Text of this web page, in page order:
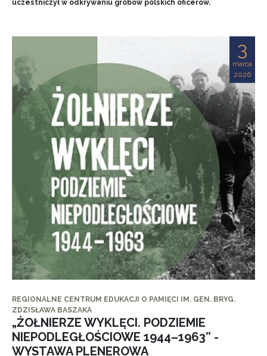
uczestniczył w odkrywaniu grobów polskich oficerów.
3
marca
2026
REGIONALNE CENTRUM EDUKACJI O PAMIĘCI IM. GEN. BRYG.
ZDZISŁAWA BASZAKA
„ŻOŁNIERZE WYKLĘCI. PODZIEMIE
NIEPODLEGŁOŚCIOWE 1944–1963” -
WYSTAWA PLENEROWA